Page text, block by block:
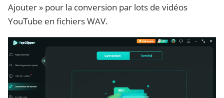
Ajouter » pour la conversion par lots de vidéos
YouTube en fichiers WAV.